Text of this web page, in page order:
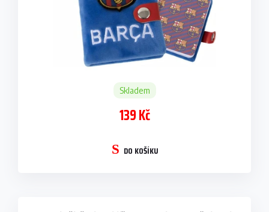
Skladem
139 Kč
DO KOŠÍKU